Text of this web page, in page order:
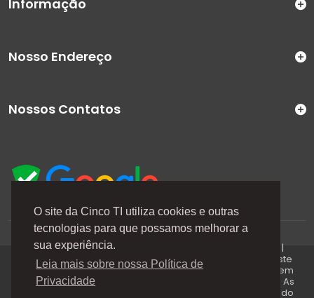
O site da Cinco TI utiliza cookies e outras
tecnologias para que possamos melhorar a
sua experiência.
Leia mais sobre nossa Política de
Privacidade
Informação
A Cinco TI (5TI) é uma marca registrada de CINCO TI
COMERCIO E SERVICOS LTDA | CNPJ: 08.307.867/0001-04 |
Todos os direitos reservados. Os preços anunciados neste
site ou via e-mails promocionais podem ser alterados sem
prévio aviso. A 5TI não é responsável por erros descritos. As
fotos contidas nessa página são meramente ilustrativas do
Nosso Endereço
Nossos Contatos